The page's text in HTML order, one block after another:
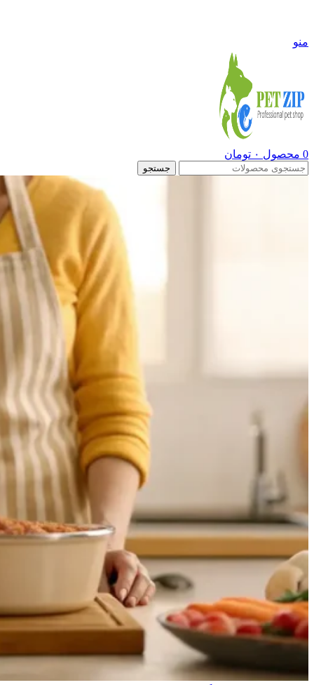
منو
0 محصول ۰ تومان
جستجو